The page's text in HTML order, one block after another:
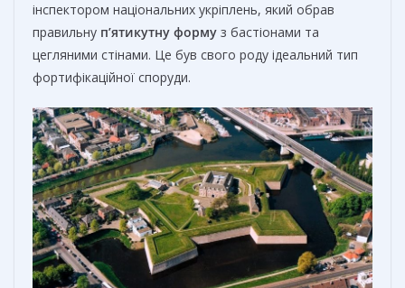
інспектором національних укріплень, який обрав
правильну п’ятикутну форму з бастіонами та
цегляними стінами. Це був свого роду ідеальний тип
фортифікаційної споруди.